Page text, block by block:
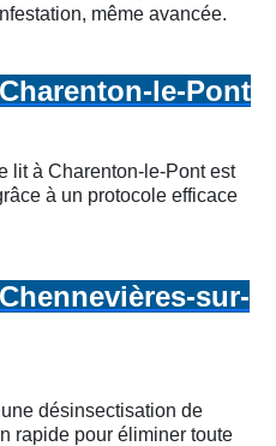
même avancée.
le-Pont
lit à Charenton-le-Pont est
à un protocole efficace
sur-
désinsectisation de
rapide pour éliminer toute